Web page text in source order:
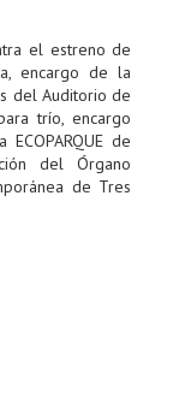
el estreno de
encargo de la
del Auditorio de
trío, encargo
de
del Órgano
de Tres